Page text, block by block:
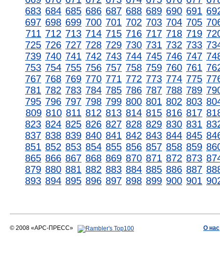
683 684 685 686 687 688 689 690 691
697 698 699 700 701 702 703 704 705
711 712 713 714 715 716 717 718 719
725 726 727 728 729 730 731 732 733
739 740 741 742 743 744 745 746 747
753 754 755 756 757 758 759 760 761
767 768 769 770 771 772 773 774 775
781 782 783 784 785 786 787 788 789
795 796 797 798 799 800 801 802 803
809 810 811 812 813 814 815 816 817
823 824 825 826 827 828 829 830 831
837 838 839 840 841 842 843 844 845
851 852 853 854 855 856 857 858 859
865 866 867 868 869 870 871 872 873
879 880 881 882 883 884 885 886 887
893 894 895 896 897 898 899 900 901
© 2008 «АРС-ПРЕСС» О нас